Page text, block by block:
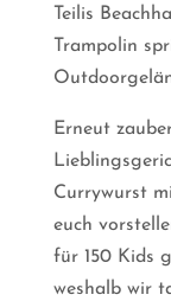
Teilis
Trampolin
Erneut
Currywurst
euch
für 150 Kids
weshalb wir